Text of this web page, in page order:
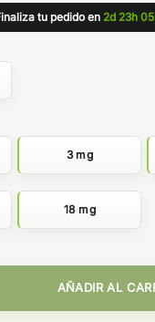
tu pedido en 2d 23h
3 mg
18 mg
LAB cantidad
AÑADIR AL